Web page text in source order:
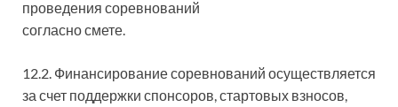
проведения соревнований
согласно смете.
12.2. Финансирование соревнований осуществляется
за счет поддержки спонсоров, стартовых взносов,